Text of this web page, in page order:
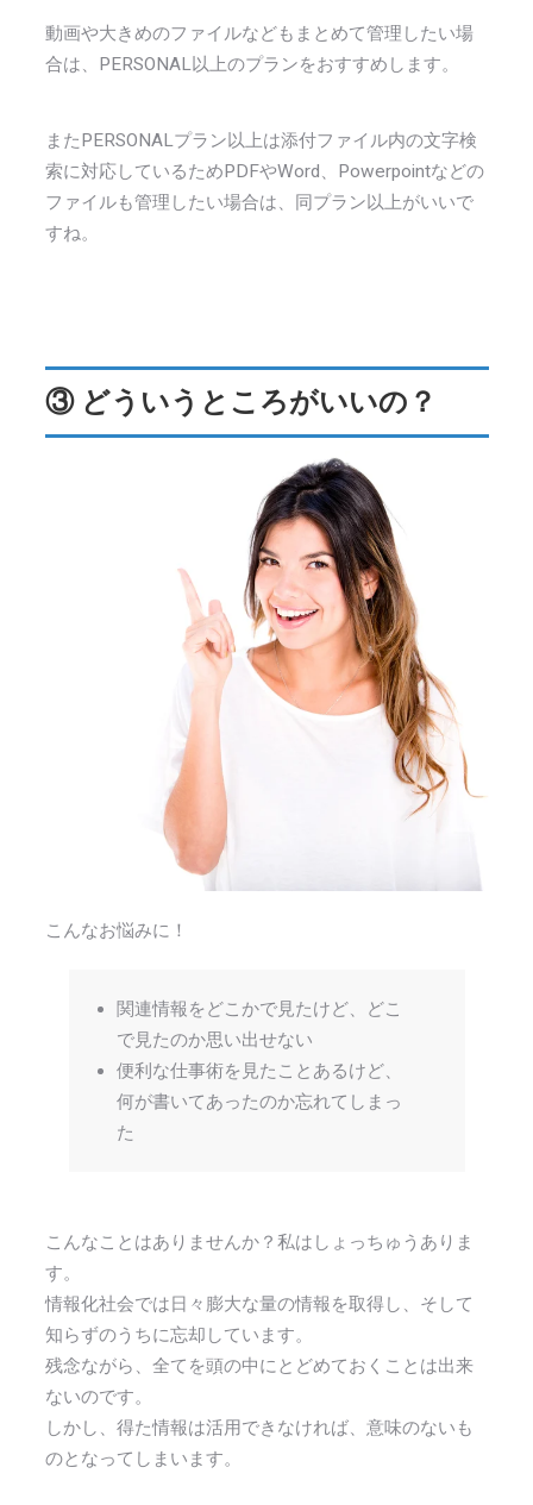
動画や大きめのファイルなどもまとめて管理したい場
合は、PERSONAL以上のプランをおすすめします。
またPERSONALプラン以上は添付ファイル内の文字検
索に対応しているためPDFやWord、Powerpointなどの
ファイルも管理したい場合は、同プラン以上がいいで
すね。
③ どういうところがいいの？
こんなお悩みに！
関連情報をどこかで見たけど、どこ
で見たのか思い出せない
便利な仕事術を見たことあるけど、
何が書いてあったのか忘れてしまっ
た
こんなことはありませんか？私はしょっちゅうありま
す。
情報化社会では日々膨大な量の情報を取得し、そして
知らずのうちに忘却しています。
残念ながら、全てを頭の中にとどめておくことは出来
ないのです。
しかし、得た情報は活用できなければ、意味のないも
のとなってしまいます。